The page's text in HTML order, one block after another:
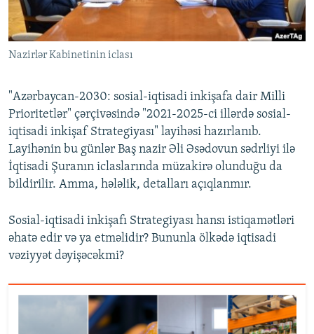
İZ - MƏDƏNIYYƏT PROQRAMI
MATERIALLARIMIZDAN ISTIFADƏ
AZADLIQRADIOSU MOBIL TELEFONUNUZDA
BIZIMLƏ ƏLAQƏ
RFE/RL-in bütün saytları
Nazirlər Kabinetinin iclası
"Azərbaycan-2030: sosial-iqtisadi inkişafa dair Milli
Prioritetlər" çərçivəsində "2021-2025-ci illərdə sosial-
iqtisadi inkişaf Strategiyası" layihəsi hazırlanıb.
Layihənin bu günlər Baş nazir Əli Əsədovun sədrliyi ilə
İqtisadi Şuranın iclaslarında müzakirə olunduğu da
bildirilir. Amma, hələlik, detalları açıqlanmır.
Sosial-iqtisadi inkişafı Strategiyası hansı istiqamətləri
əhatə edir və ya etməlidir? Bununla ölkədə iqtisadi
vəziyyət dəyişəcəkmi?